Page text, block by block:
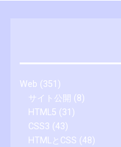
Web (351)
サイト公開 (8)
HTML5 (31)
CSS3 (43)
HTMLとCSS (48)